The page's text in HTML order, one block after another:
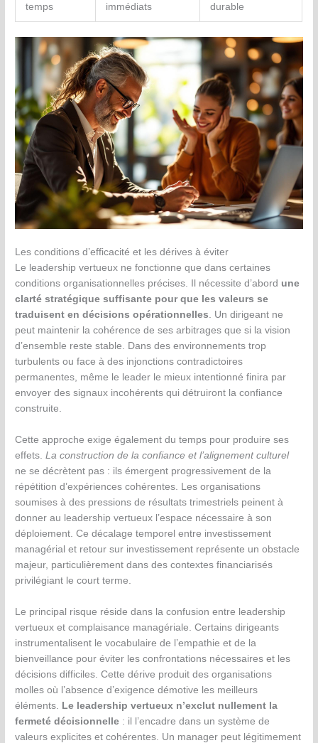
temps immédiats durable
Les conditions d’efficacité et les dérives à éviter
Le leadership vertueux ne fonctionne que dans certaines
conditions organisationnelles précises. Il nécessite d’abord une
clarté stratégique suffisante pour que les valeurs se
traduisent en décisions opérationnelles. Un dirigeant ne
peut maintenir la cohérence de ses arbitrages que si la vision
d’ensemble reste stable. Dans des environnements trop
turbulents ou face à des injonctions contradictoires
permanentes, même le leader le mieux intentionné finira par
envoyer des signaux incohérents qui détruiront la confiance
construite.
Cette approche exige également du temps pour produire ses
effets.La construction de la confiance et l’alignement culturel
ne se décrètent pas : ils émergent progressivement de la
répétition d’expériences cohérentes. Les organisations
soumises à des pressions de résultats trimestriels peinent à
donner au leadership vertueux l’espace nécessaire à son
déploiement. Ce décalage temporel entre investissement
managérial et retour sur investissement représente un obstacle
majeur, particulièrement dans des contextes financiarisés
privilégiant le court terme.
Le principal risque réside dans la confusion entre leadership
vertueux et complaisance managériale. Certains dirigeants
instrumentalisent le vocabulaire de l’empathie et de la
bienveillance pour éviter les confrontations nécessaires et les
décisions difficiles. Cette dérive produit des organisations
molles où l’absence d’exigence démotive les meilleurs
éléments.
Le leadership vertueux n’exclut nullement la
fermeté décisionnelle : il l’encadre dans un système de
valeurs explicites et cohérentes. Un manager peut légitimement